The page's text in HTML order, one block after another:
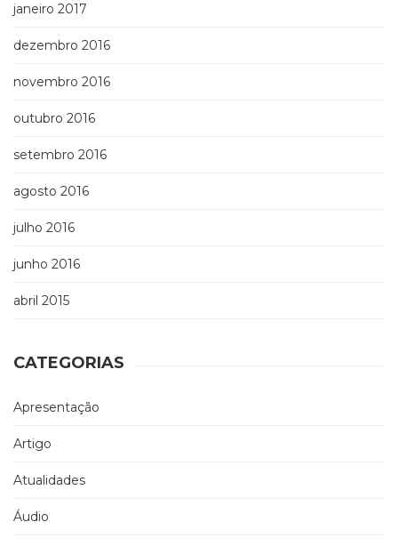
janeiro 2017
dezembro 2016
novembro 2016
outubro 2016
setembro 2016
agosto 2016
julho 2016
junho 2016
abril 2015
CATEGORIAS
Apresentação
Artigo
Atualidades
Áudio